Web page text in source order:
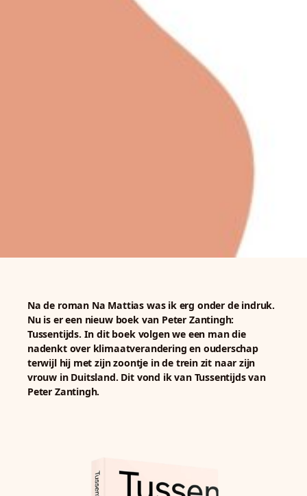
Na de roman Na Mattias was ik erg onder de indruk.
Nu is er een nieuw boek van Peter Zantingh:
Tussentijds. In dit boek volgen we een man die
nadenkt over klimaatverandering en ouderschap
terwijl hij met zijn zoontje in de trein zit naar zijn
vrouw in Duitsland. Dit vond ik van Tussentijds van
Peter Zantingh.